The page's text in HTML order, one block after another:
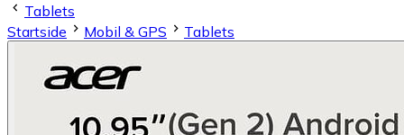
Tablets
Startside
Mobil & GPS Tablets